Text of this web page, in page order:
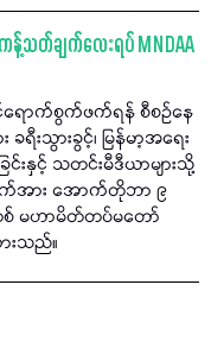
န့်သတ်ချက်လေးရပ် MNDAA
ရောက်စွက်ဖက်ရန် စီစဉ်နေ
ခရီးသွားခွင့်၊ မြန်မာ့အရေး
င်းနှင့် သတင်းမီဒီယာများသို့
က်အား အောက်တိုဘာ ၉
စ် မဟာမိတ်တပ်မတော်
းသည်။